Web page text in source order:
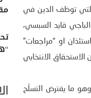
التي توظف الدين في
قايد السبسي،
او “مراجعات”
وهذه المرة باسم الحزب الذي يقوده (مشروع تونس)، قبل 8 أشهر من الاستحقاق الانتخابي
ما يفترض التسلّح